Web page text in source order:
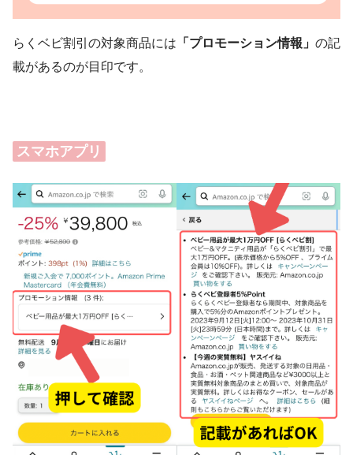
らくベビ割引の対象商品には 「プロモーション情報」 の記
載があるのが目印です。
スマホアプリ